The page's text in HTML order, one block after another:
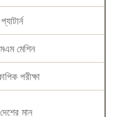
মেশিন
পরীক্ষা
মান